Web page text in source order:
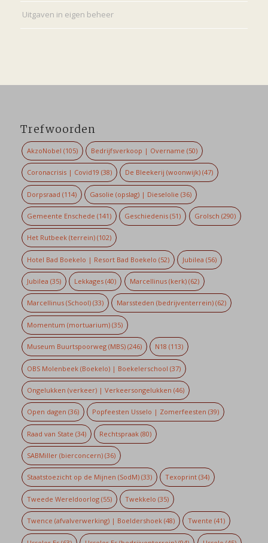
Uitgaven in eigen beheer
Trefwoorden
AkzoNobel (105) Bedrijfsverkoop | Overname (50)
Coronacrisis | Covid19 (38) De Bleekerij (woonwijk) (47)
Dorpsraad (114) Gasolie (opslag) | Dieselolie (36)
Gemeente Enschede (141) Geschiedenis (51) Grolsch (290)
Het Rutbeek (terrein)(102)
Hotel Bad Boekelo | Resort Bad Boekelo (52) Jubilea (56)
Jubilea (35) Lekkages (40) Marcellinus (kerk)(62)
Marcellinus (School)(33) Marssteden (bedrijventerrein) (62)
Momentum (mortuarium)(35)
Museum Buurtspoorweg (MBS)(246) N18 (113)
OBS Molenbeek (Boekelo) | Boekelerschool (37)
Ongelukken (verkeer) | Verkeersongelukken (46)
Open dagen (36) Popfeesten Usselo | Zomerfeesten (39)
Raad van State (34) Rechtspraak (80)
SABMiller (bierconcern)(36)
Staatstoezicht op de Mijnen (SodM)(33) Texoprint (34)
Tweede Wereldoorlog(55) Twekkelo (35)
Twence (afvalverwerking) | Boeldershoek(48) Twente (41)